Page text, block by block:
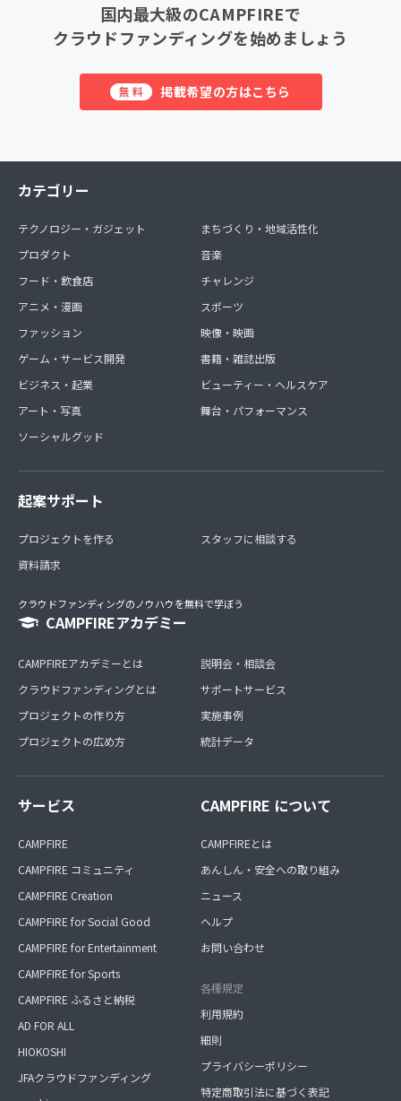
国内最大級のCAMPFIREで
クラウドファンディングを始めましょう
無料 掲載希望の方はこちら
カテゴリー
テクノロジー・ガジェット
プロダクト
フード・飲食店
アニメ・漫画
ファッション
ゲーム・サービス開発
ビジネス・起業
アート・写真
ソーシャルグッド
まちづくり・地域活性化
音楽
チャレンジ
スポーツ
映像・映画
書籍・雑誌出版
ビューティー・ヘルスケア
舞台・パフォーマンス
起案サポート
プロジェクトを作る
資料請求
スタッフに相談する
クラウドファンディングのノウハウを無料で学ぼう
CAMPFIREアカデミー
CAMPFIREアカデミーとは
クラウドファンディングとは
プロジェクトの作り方
プロジェクトの広め方
説明会・相談会
サポートサービス
実施事例
統計データ
サービス
CAMPFIRE
CAMPFIRE コミュニティ
CAMPFIRE Creation
CAMPFIRE for Social Good
CAMPFIRE for Entertainment
CAMPFIRE for Sports
CAMPFIRE ふるさと納税
AD FOR ALL
HIOKOSHI
JFAクラウドファンディング
CAMPFIRE について
CAMPFIREとは
あんしん・安全への取り組み
ニュース
ヘルプ
お問い合わせ
各種規定
利用規約
細則
プライバシーポリシー
特定商取引法に基づく表記